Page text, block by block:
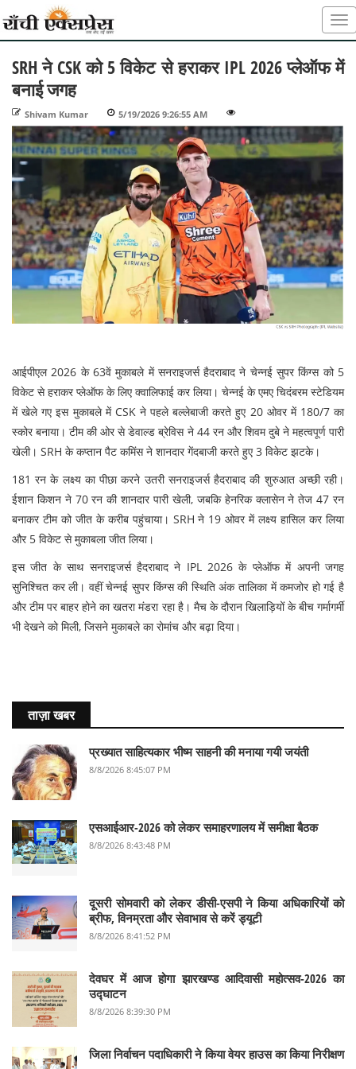
SRH ने CSK को 5 विकेट से हराकर IPL 2026 प्लेऑफ में
बनाई जगह
Shivam Kumar 5/19/2026 9:26:55 AM
आईपीएल 2026 के 63वें मुकाबले में सनराइजर्स हैदराबाद ने चेन्नई सुपर किंग्स को 5
विकेट से हराकर प्लेऑफ के लिए क्वालिफाई कर लिया। चेन्नई के एमए चिदंबरम स्टेडियम
में खेले गए इस मुकाबले में CSK ने पहले बल्लेबाजी करते हुए 20 ओवर में 180/7 का
स्कोर बनाया। टीम की ओर से डेवाल्ड ब्रेविस ने 44 रन और शिवम दुबे ने महत्वपूर्ण पारी
खेली। SRH के कप्तान पैट कमिंस ने शानदार गेंदबाजी करते हुए 3 विकेट झटके।
181 रन के लक्ष्य का पीछा करने उतरी सनराइजर्स हैदराबाद की शुरुआत अच्छी रही।
ईशान किशन ने 70 रन की शानदार पारी खेली, जबकि हेनरिक क्लासेन ने तेज 47 रन
बनाकर टीम को जीत के करीब पहुंचाया। SRH ने 19 ओवर में लक्ष्य हासिल कर लिया
और 5 विकेट से मुकाबला जीत लिया।
इस जीत के साथ सनराइजर्स हैदराबाद ने IPL 2026 के प्लेऑफ में अपनी जगह
सुनिश्चित कर ली। वहीं चेन्नई सुपर किंग्स की स्थिति अंक तालिका में कमजोर हो गई है
और टीम पर बाहर होने का खतरा मंडरा रहा है। मैच के दौरान खिलाड़ियों के बीच गर्मागर्मी
भी देखने को मिली, जिसने मुकाबले का रोमांच और बढ़ा दिया।
ताज़ा खबर
प्रख्यात साहित्यकार भीष्म साहनी की मनाया गयी जयंती
8/8/2026 8:45:07 PM
एसआईआर-2026 को लेकर समाहरणालय में समीक्षा बैठक
8/8/2026 8:43:48 PM
दूसरी सोमवारी को लेकर डीसी-एसपी ने किया अधिकारियों को
ब्रीफ, विनम्रता और सेवाभाव से करें ड्यूटी
8/8/2026 8:41:52 PM
देवघर में आज होगा झारखण्ड आदिवासी महोत्सव-2026 का
उद्घाटन
8/8/2026 8:39:30 PM
जिला निर्वाचन पदाधिकारी ने किया वेयर हाउस का किया निरीक्षण